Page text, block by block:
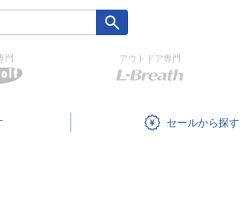
門 アウトドア専門
セール